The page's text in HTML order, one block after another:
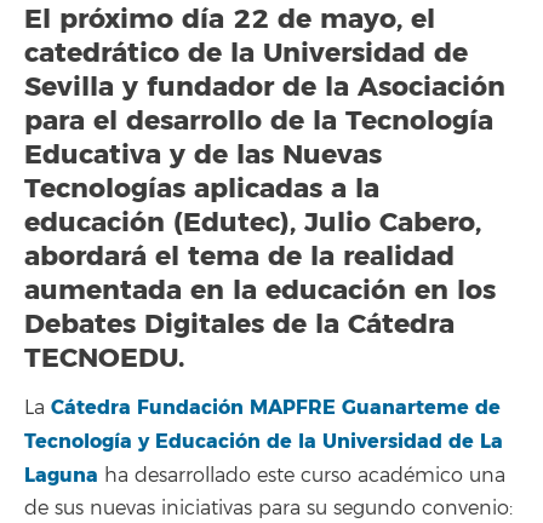
El próximo día 22 de mayo, el
catedrático de la Universidad de
Sevilla y fundador de la Asociación
para el desarrollo de la Tecnología
Educativa y de las Nuevas
Tecnologías aplicadas a la
educación (Edutec), Julio Cabero,
abordará el tema de la realidad
aumentada en la educación en los
Debates Digitales de la Cátedra
TECNOEDU.
La Cátedra Fundación MAPFRE Guanarteme de
Tecnología y Educación de la Universidad de La
Laguna ha desarrollado este curso académico una
de sus nuevas iniciativas para su segundo convenio: